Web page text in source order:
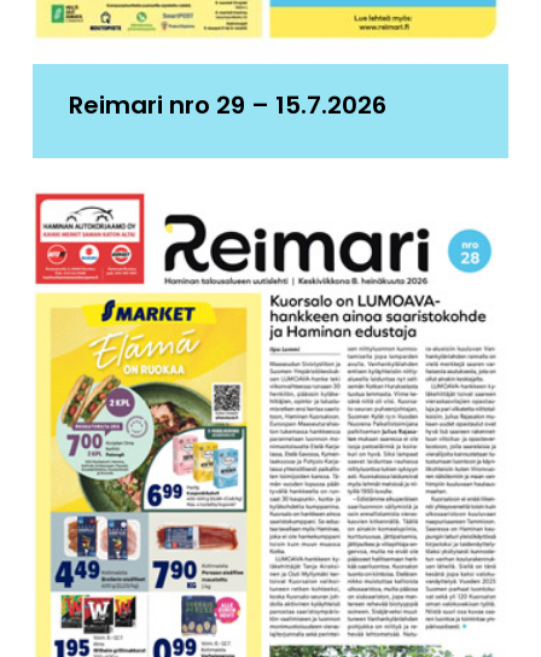
Reimari nro 29 – 15.7.2026